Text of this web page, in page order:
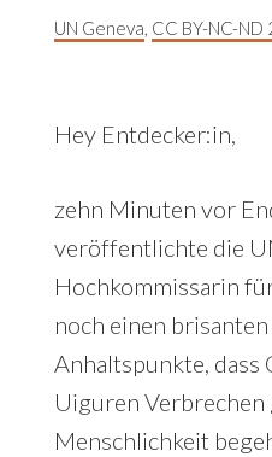
UN Geneva, CC BY-NC-ND
Hey Entdecker:in,
zehn Minuten vor
veröffentlichte die
Hochkommissarin
noch einen
Anhaltspunkte, dass
Uiguren Verbrechen
Menschlichkeit